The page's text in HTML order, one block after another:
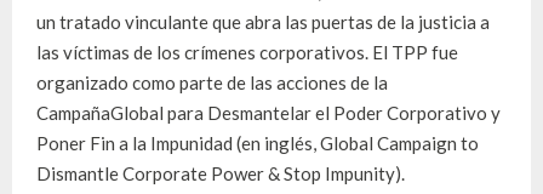
un tratado vinculante que abra las puertas de la justicia a
las víctimas de los crímenes corporativos. El TPP fue
organizado como parte de las acciones de la
CampañaGlobal para Desmantelar el Poder Corporativo y
Poner Fin a la Impunidad (en inglés, Global Campaign to
Dismantle Corporate Power & Stop Impunity).